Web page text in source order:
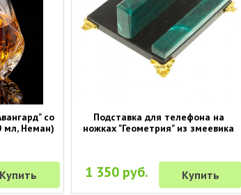
со
мл, Неман)
Купить
Подставка для телефона на
ножках "Геометрия" из змеевика
1 350 руб. Купить